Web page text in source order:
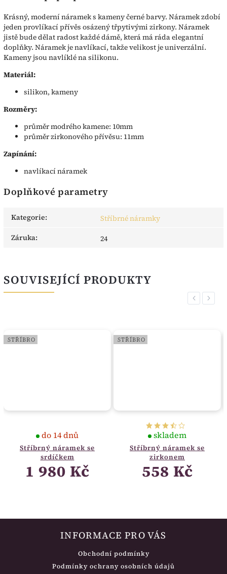
Krásný, moderní náramek s kameny černé barvy. Náramek zdobí
jeden provlíkací přívěs osázený třpytivými zirkony. Náramek
jistě bude dělat radost každé dámě, která má ráda elegantní
doplňky. Náramek je navlíkací, takže velikost je univerzální.
Kameny jsou navlíklé na silikonu.
Materiál:
silikon, kameny
Rozměry:
průměr modrého kamene: 10mm
průměr zirkonového přívěsu: 11mm
Zapínání:
navlíkací náramek
Doplňkové parametry
Kategorie:
Stříbrné náramky
Záruka: 24
SOUVISEJÍCÍ PRODUKTY
Previous
STŘÍBRO
Stříbrný náramek se
srdíčkem
do 14 dnů
1 980 Kč
STŘÍBRO
Stříbrný náramek se
zirkonem
skladem
558 Kč
Next
INFORMACE PRO VÁS
Obchodní podmínky
Podmínky ochrany osobních údajů